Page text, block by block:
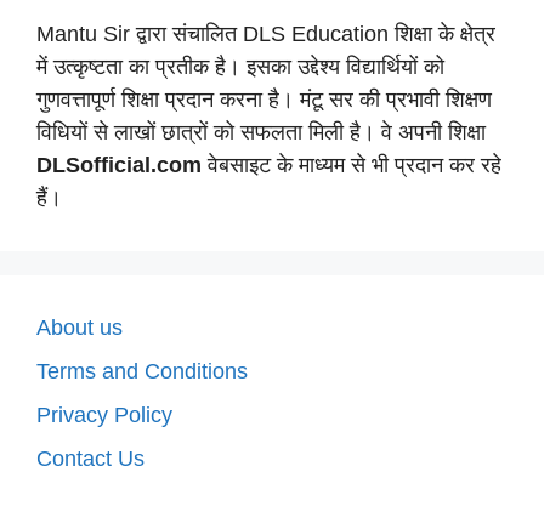
Mantu Sir द्वारा संचालित DLS Education शिक्षा के क्षेत्र
में उत्कृष्टता का प्रतीक है। इसका उद्देश्य विद्यार्थियों को
गुणवत्तापूर्ण शिक्षा प्रदान करना है। मंटू सर की प्रभावी शिक्षण
विधियों से लाखों छात्रों को सफलता मिली है। वे अपनी शिक्षा
DLSofficial.com वेबसाइट के माध्यम से भी प्रदान कर रहे
हैं।
About us
Terms and Conditions
Privacy Policy
Contact Us